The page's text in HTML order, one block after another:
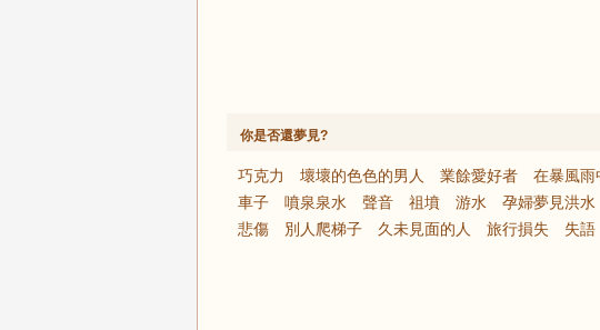
你是否還夢見?
巧克力 壞壞的色色的男人 業餘愛好者 在暴風雨
車子
噴泉泉水 聲音 祖墳 游水 孕婦夢見洪水
悲傷
別人爬梯子 久未見面的人 旅行損失 失語